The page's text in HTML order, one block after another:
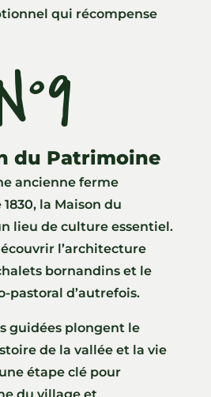
qui récompense
du Patrimoine
ancienne ferme
la Maison du
lieu de culture essentiel.
l’architecture
bornandins et le
pastoral d’autrefois.
guidées plongent le
de la vallée et la vie
étape clé pour